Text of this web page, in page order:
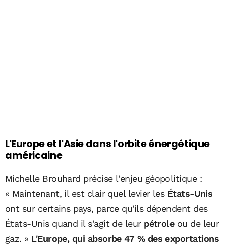
L'Europe et l'Asie dans l'orbite énergétique
américaine
Michelle Brouhard précise l'enjeu géopolitique :
« Maintenant, il est clair quel levier les États-Unis
ont sur certains pays, parce qu'ils dépendent des
États-Unis quand il s'agit de leur pétroleou de leur
gaz. » L'Europe, qui absorbe 47 % des exportations